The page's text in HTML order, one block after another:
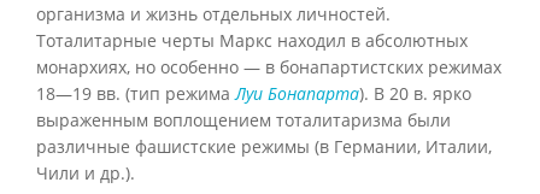
организма и жизнь отдельных личностей.
Тоталитарные черты Маркс находил в абсолютных
монархиях, но особенно — в бонапартистских режимах
18—19 вв. (тип режима Луи Бонапарта). В 20 в. ярко
выраженным воплощением тоталитаризма были
различные фашистские режимы (в Германии, Италии,
Чили и др.).